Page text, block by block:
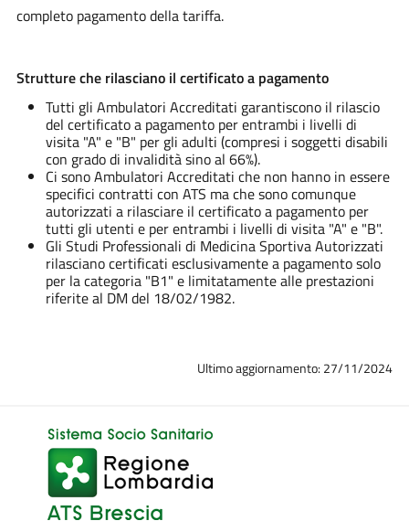
completo pagamento della tariffa.
Strutture che rilasciano il certificato a pagamento
Tutti gli Ambulatori Accreditati garantiscono il rilascio
del certificato a pagamento per entrambi i livelli di
visita "A" e "B" per gli adulti (compresi i soggetti disabili
con grado di invalidità sino al 66%).
Ci sono Ambulatori Accreditati che non hanno in essere
specifici contratti con ATS ma che sono comunque
autorizzati a rilasciare il certificato a pagamento per
tutti gli utenti e per entrambi i livelli di visita "A" e "B".
Gli Studi Professionali di Medicina Sportiva Autorizzati
rilasciano certificati esclusivamente a pagamento solo
per la categoria "B1" e limitatamente alle prestazioni
riferite al DM del 18/02/1982.
Ultimo aggiornamento: 27/11/2024